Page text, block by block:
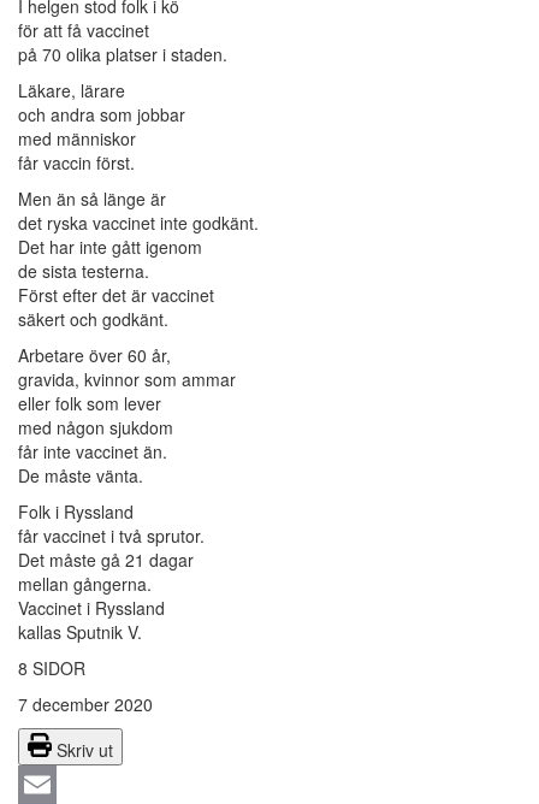
I helgen stod folk i kö
för att få vaccinet
på 70 olika platser i staden.
Läkare, lärare
och andra som jobbar
med människor
får vaccin först.
Men än så länge är
det ryska vaccinet inte godkänt.
Det har inte gått igenom
de sista testerna.
Först efter det är vaccinet
säkert och godkänt.
Arbetare över 60 år,
gravida, kvinnor som ammar
eller folk som lever
med någon sjukdom
får inte vaccinet än.
De måste vänta.
Folk i Ryssland
får vaccinet i två sprutor.
Det måste gå 21 dagar
mellan gångerna.
Vaccinet i Ryssland
kallas Sputnik V.
8 SIDOR
7 december 2020
Skriv ut